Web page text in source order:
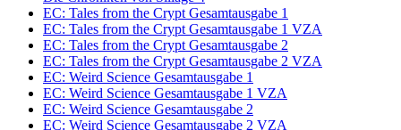
EC: Tales from the Crypt Gesamtausgabe 1
EC: Tales from the Crypt Gesamtausgabe 1 VZA
EC: Tales from the Crypt Gesamtausgabe 2
EC: Tales from the Crypt Gesamtausgabe 2 VZA
EC: Weird Science Gesamtausgabe 1
EC: Weird Science Gesamtausgabe 1 VZA
EC: Weird Science Gesamtausgabe 2
EC: Weird Science Gesamtausgabe 2 VZA